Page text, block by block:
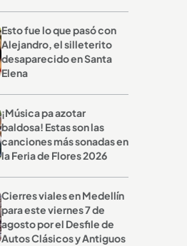
Esto fue lo que pasó con
Alejandro, el silleterito
desaparecido en Santa
Elena
¡Música pa azotar
baldosa! Estas son las
canciones más sonadas en
la Feria de Flores 2026
Cierres viales en Medellín
para este viernes 7 de
agosto por el Desfile de
Autos Clásicos y Antiguos